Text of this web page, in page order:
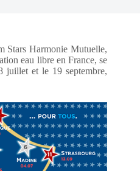
Stars Harmonie Mutuelle,
eau libre en France, se
juillet et le 19 septembre,